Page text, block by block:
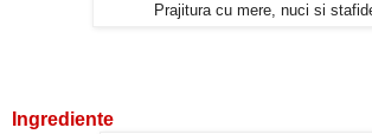
Prajitura cu mere, nuci si
Ingrediente